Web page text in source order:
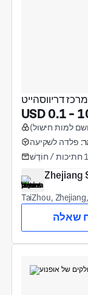
דריווסהייט
USD 0.1 -
למות חישול)
פלדה לשקיעה
Zhejiang
TaiZhou,
שאלה